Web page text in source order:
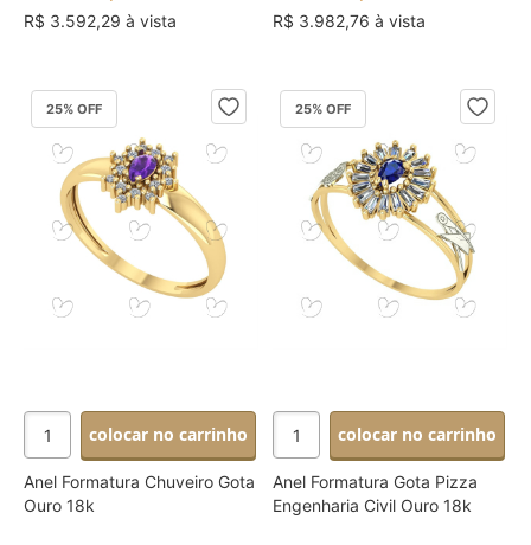
R$ 3.592,29 à vista R$ 3.982,76 à vista
25% OFF
colocar no carrinho
Anel Formatura Chuveiro Gota
Ouro 18k
25% OFF
colocar no carrinho
Anel Formatura Gota Pizza
Engenharia Civil Ouro 18k